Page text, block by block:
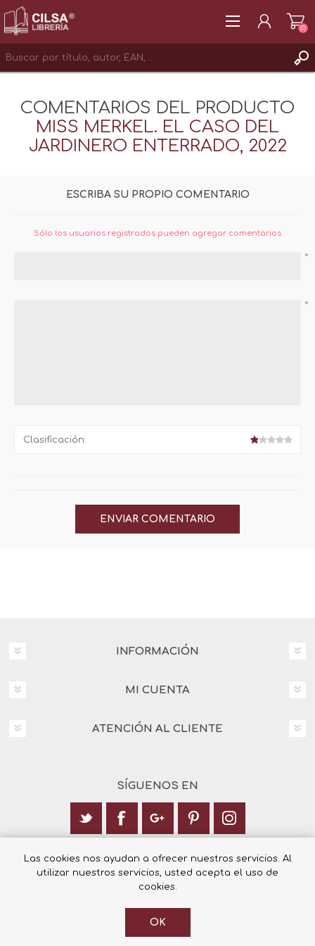
INICIAR SESIÓN
(0)
COMENTARIOS DEL PRODUCTO
MISS MERKEL. EL CASO DEL
JARDINERO ENTERRADO, 2022
ESCRIBA SU PROPIO COMENTARIO
Sólo los usuarios registrados pueden agregar comentarios
*
*
Clasificación:
INFORMACIÓN
MI CUENTA
ATENCIÓN AL CLIENTE
SÍGUENOS EN
Calle Italia 6, 03003 Alicante
+34 965 12 23 55
Las cookies nos ayudan a ofrecer nuestros servicios. Al
utilizar nuestros servicios, usted acepta el uso de
cookies.
OK